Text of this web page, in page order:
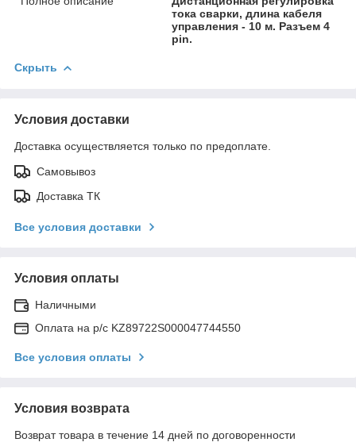
тока сварки, длина кабеля
управления - 10 м. Разъем 4
pin.
Скрыть
Условия доставки
Доставка осуществляется только по предоплате.
Самовывоз
Доставка ТК
Все условия доставки
Условия оплаты
Наличными
Оплата на р/с KZ89722S000047744550
Все условия оплаты
Условия возврата
Возврат товара в течение 14 дней по договоренности